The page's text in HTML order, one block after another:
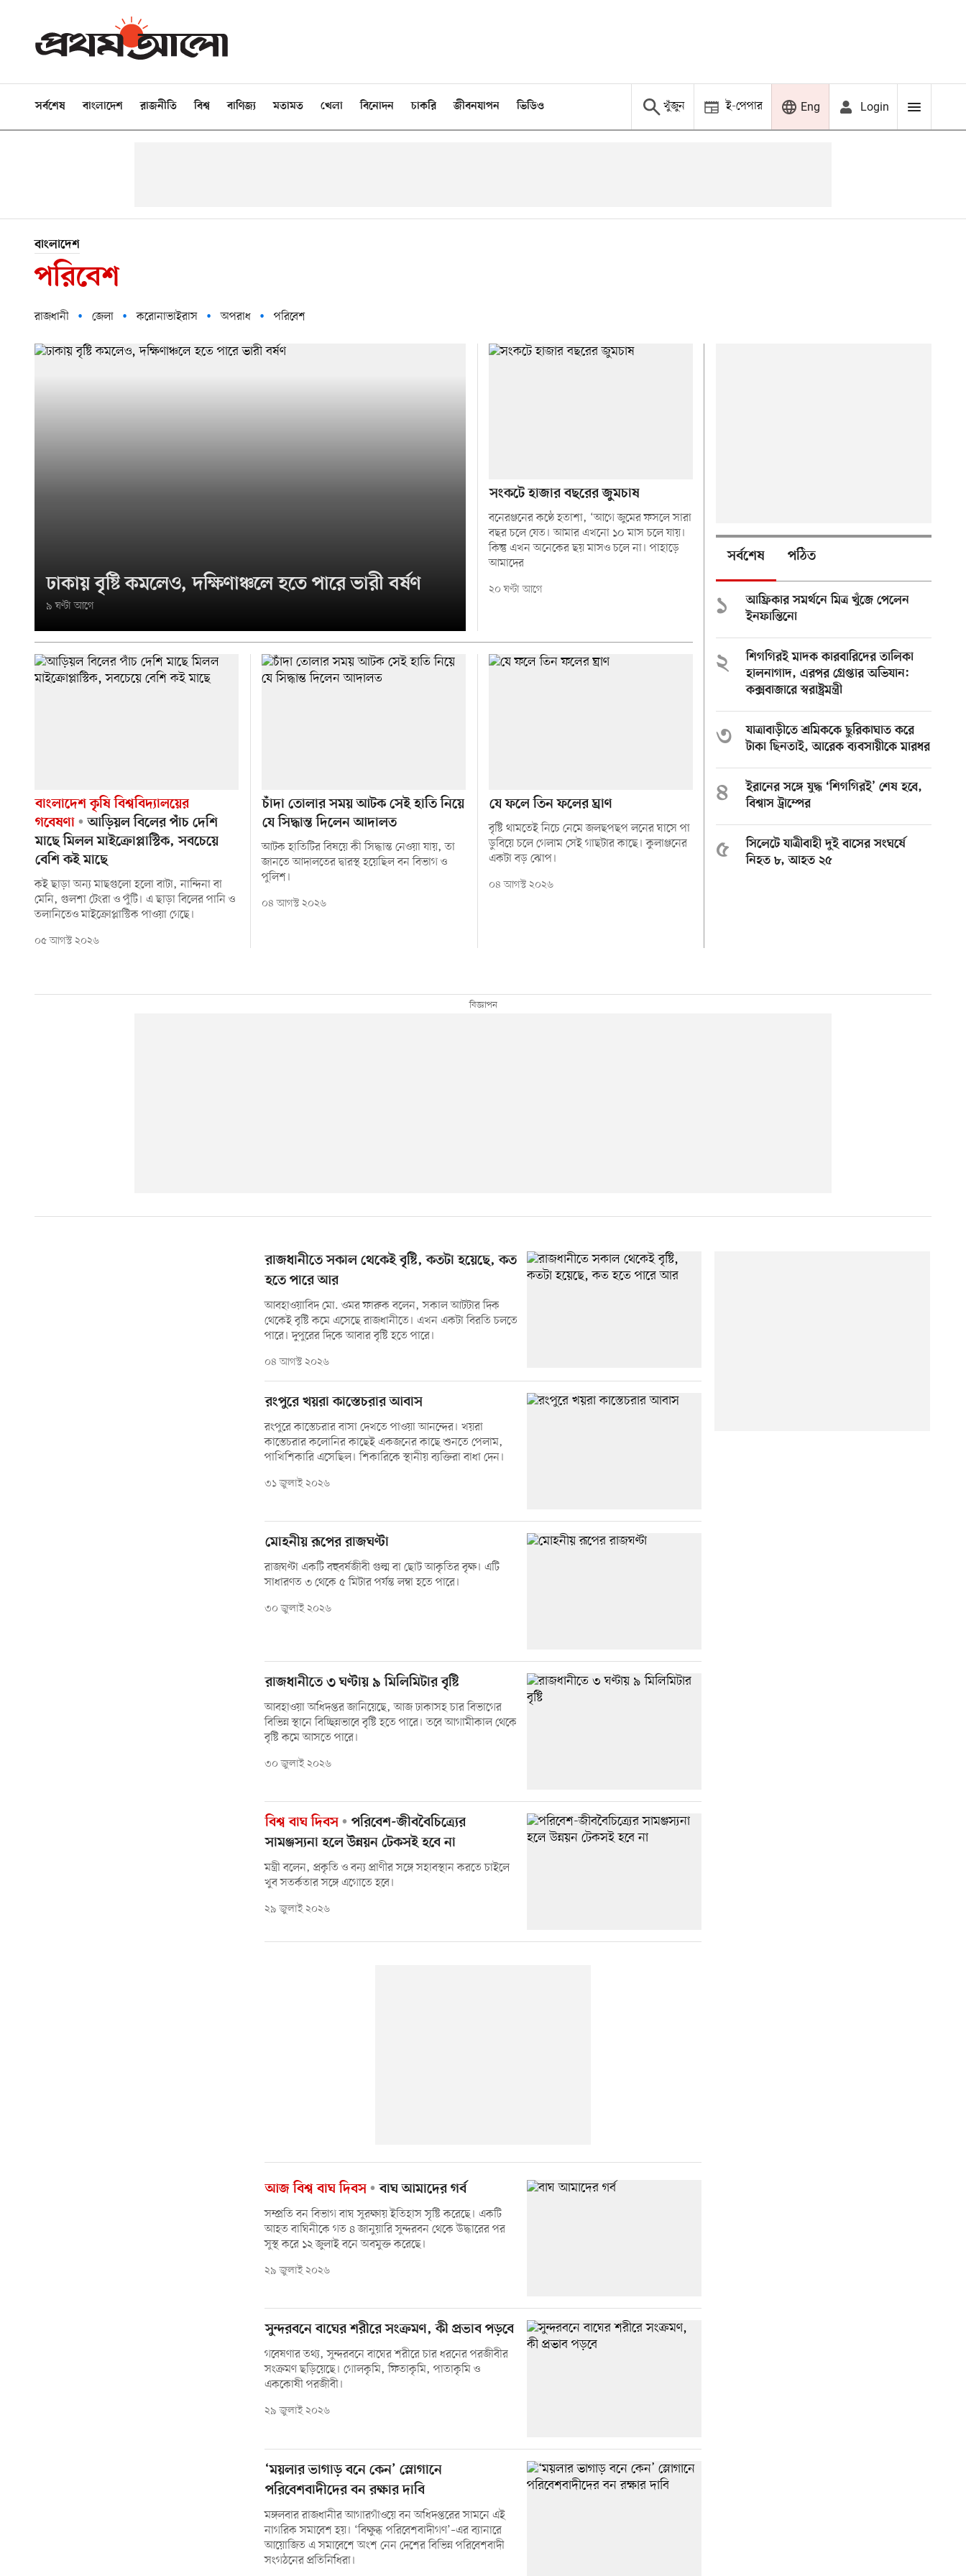
সর্বশেষ বাংলাদেশ রাজনীতি বিশ্ব বাণিজ্য মতামত খেলা বিনোদন চাকরি জীবনযাপন ভিডিও খুঁজুন ই-পেপার Eng Login
বাংলাদেশ
পরিবেশ
রাজধানী জেলা করোনাভাইরাস অপরাধ পরিবেশ
ঢাকায় বৃষ্টি কমলেও, দক্ষিণাঞ্চলে হতে পারে ভারী বর্ষণ
৯ ঘণ্টা আগে
সংকটে হাজার বছরের জুমচাষ
বনেরঞ্জনের কণ্ঠে হতাশা, ‘আগে জুমের ফসলে সারা
বছর চলে যেত। আমার এখনো ১০ মাস চলে যায়।
কিন্তু এখন অনেকের ছয় মাসও চলে না। পাহাড়ে
আমাদের
২০ ঘণ্টা আগে
বাংলাদেশ কৃষি বিশ্ববিদ্যালয়ের
গবেষণা
আড়িয়ল বিলের পাঁচ দেশি
মাছে মিলল মাইক্রোপ্লাস্টিক, সবচেয়ে
বেশি কই মাছে
কই ছাড়া অন্য মাছগুলো হলো বাটা, নান্দিনা বা
মেনি, গুলশা টেংরা ও পুঁটি। এ ছাড়া বিলের পানি ও
তলানিতেও মাইক্রোপ্লাস্টিক পাওয়া গেছে।
০৫ আগস্ট ২০২৬
চাঁদা তোলার সময় আটক সেই হাতি নিয়ে
যে সিদ্ধান্ত দিলেন আদালত
আটক হাতিটির বিষয়ে কী সিদ্ধান্ত নেওয়া যায়, তা
জানতে আদালতের দ্বারস্থ হয়েছিল বন বিভাগ ও
পুলিশ।
০৪ আগস্ট ২০২৬
যে ফলে তিন ফলের ঘ্রাণ
বৃষ্টি থামতেই নিচে নেমে জলছপছপ লনের ঘাসে পা
ডুবিয়ে চলে গেলাম সেই গাছটার কাছে। কুলাঞ্জনের
একটা বড় ঝোপ।
০৪ আগস্ট ২০২৬
সর্বশেষ পঠিত
১
আফ্রিকার সমর্থনে মিত্র খুঁজে পেলেন
ইনফান্তিনো
২
শিগগিরই মাদক কারবারিদের তালিকা
হালনাগাদ, এরপর গ্রেপ্তার অভিযান:
কক্সবাজারে স্বরাষ্ট্রমন্ত্রী
৩
যাত্রাবাড়ীতে শ্রমিককে ছুরিকাঘাত করে
টাকা ছিনতাই, আরেক ব্যবসায়ীকে মারধর
৪
ইরানের সঙ্গে যুদ্ধ ‘শিগগিরই’ শেষ হবে,
বিশ্বাস ট্রাম্পের
৫
সিলেটে যাত্রীবাহী দুই বাসের সংঘর্ষে
নিহত ৮, আহত ২৫
রাজধানীতে সকাল থেকেই বৃষ্টি, কতটা হয়েছে, কত
হতে পারে আর
আবহাওয়াবিদ মো. ওমর ফারুক বলেন, সকাল আটটার দিক
থেকেই বৃষ্টি কমে এসেছে রাজধানীতে। এখন একটা বিরতি চলতে
পারে। দুপুরের দিকে আবার বৃষ্টি হতে পারে।
০৪ আগস্ট ২০২৬
রংপুরে খয়রা কাস্তেচরার আবাস
রংপুরে কাস্তেচরার বাসা দেখতে পাওয়া আনন্দের। খয়রা
কাস্তেচরার কলোনির কাছেই একজনের কাছে শুনতে পেলাম,
পাখিশিকারি এসেছিল। শিকারিকে স্থানীয় ব্যক্তিরা বাধা দেন।
৩১ জুলাই ২০২৬
মোহনীয় রূপের রাজঘণ্টা
রাজঘণ্টা একটি বহুবর্ষজীবী গুল্ম বা ছোট আকৃতির বৃক্ষ। এটি
সাধারণত ৩ থেকে ৫ মিটার পর্যন্ত লম্বা হতে পারে।
৩০ জুলাই ২০২৬
রাজধানীতে ৩ ঘণ্টায় ৯ মিলিমিটার বৃষ্টি
আবহাওয়া অধিদপ্তর জানিয়েছে, আজ ঢাকাসহ চার বিভাগের
বিভিন্ন স্থানে বিচ্ছিন্নভাবে বৃষ্টি হতে পারে। তবে আগামীকাল থেকে
বৃষ্টি কমে আসতে পারে।
৩০ জুলাই ২০২৬
বিশ্ব বাঘ দিবস
পরিবেশ-জীববৈচিত্র্যের
সামঞ্জস্যনা হলে উন্নয়ন টেকসই হবে না
মন্ত্রী বলেন, প্রকৃতি ও বন্য প্রাণীর সঙ্গে সহাবস্থান করতে চাইলে
খুব সতর্কতার সঙ্গে এগোতে হবে।
২৯ জুলাই ২০২৬
আজ বিশ্ব বাঘ দিবস বাঘ আমাদের গর্ব
সম্প্রতি বন বিভাগ বাঘ সুরক্ষায় ইতিহাস সৃষ্টি করেছে। একটি
আহত বাঘিনীকে গত ৪ জানুয়ারি সুন্দরবন থেকে উদ্ধারের পর
সুস্থ করে ১২ জুলাই বনে অবমুক্ত করেছে।
২৯ জুলাই ২০২৬
সুন্দরবনে বাঘের শরীরে সংক্রমণ, কী প্রভাব পড়বে
গবেষণার তথ্য, সুন্দরবনে বাঘের শরীরে চার ধরনের পরজীবীর
সংক্রমণ ছড়িয়েছে। গোলকৃমি, ফিতাকৃমি, পাতাকৃমি ও
এককোষী পরজীবী।
২৯ জুলাই ২০২৬
‘ময়লার ভাগাড় বনে কেন’ স্লোগানে
পরিবেশবাদীদের বন রক্ষার দাবি
মঙ্গলবার রাজধানীর আগারগাঁওয়ে বন অধিদপ্তরের সামনে এই
নাগরিক সমাবেশ হয়। ‘বিক্ষুব্ধ পরিবেশবাদীগণ’–এর ব্যানারে
আয়োজিত এ সমাবেশে অংশ নেন দেশের বিভিন্ন পরিবেশবাদী
সংগঠনের প্রতিনিধিরা।